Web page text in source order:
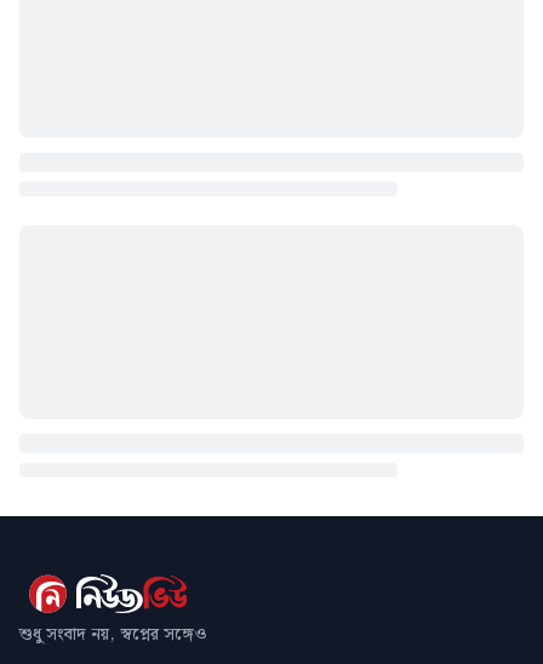
শুধু সংবাদ নয়, স্বপ্নের সঙ্গেও